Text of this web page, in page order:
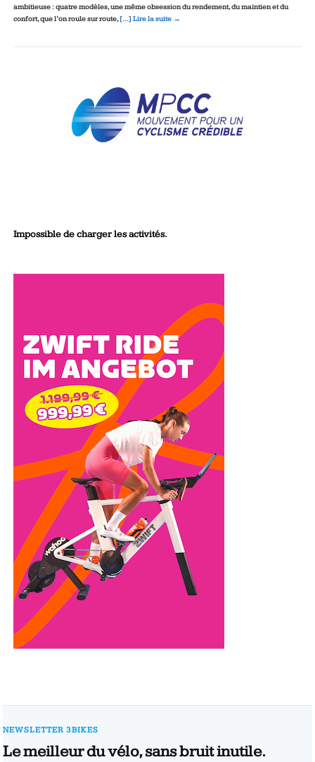
ambitieuse : quatre modèles, une même obsession du rendement, du maintien et du
confort, que l’on roule sur route,[…] Lire la suite →
Impossible de charger les activités.
NEWSLETTER 3BIKES
Le meilleur du vélo, sans bruit inutile.